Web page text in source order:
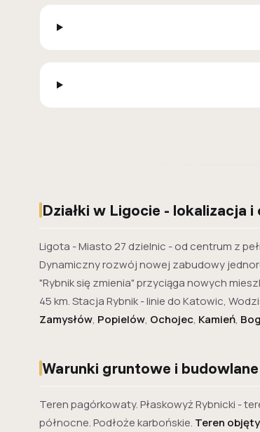
Działki w Ligocie - lokalizacja
Ligota - Miasto 27 dzielnic - od centrum z
Dynamiczny rozwój nowej zabudowy
"Rybnik się zmienia" przyciąga nowych
45 km. Stacja Rybnik - linie do Katowic,
Zamysłów, Popielów, Ochojec, Kamień,
Warunki gruntowe i
Teren pagórkowaty. Płaskowyż Rybnicki -
północne. Podłoże karbońskie. Teren